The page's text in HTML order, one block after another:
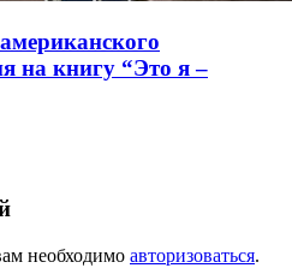
на книгу “Это я –
необходимо авторизоваться.